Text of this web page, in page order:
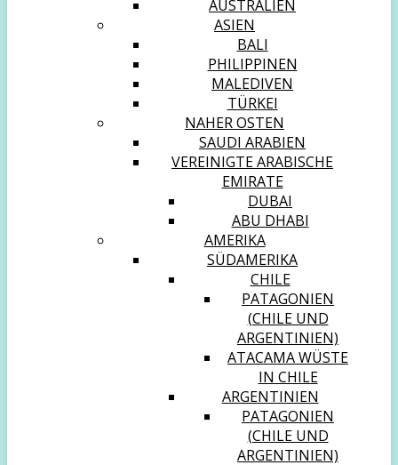
AUSTRALIEN
ASIEN
BALI
PHILIPPINEN
MALEDIVEN
TÜRKEI
NAHER OSTEN
SAUDI ARABIEN
VEREINIGTE ARABISCHE
EMIRATE
DUBAI
ABU DHABI
AMERIKA
SÜDAMERIKA
CHILE
PATAGONIEN
(CHILE UND
ARGENTINIEN)
ATACAMA WÜSTE
IN CHILE
ARGENTINIEN
PATAGONIEN
(CHILE UND
ARGENTINIEN)